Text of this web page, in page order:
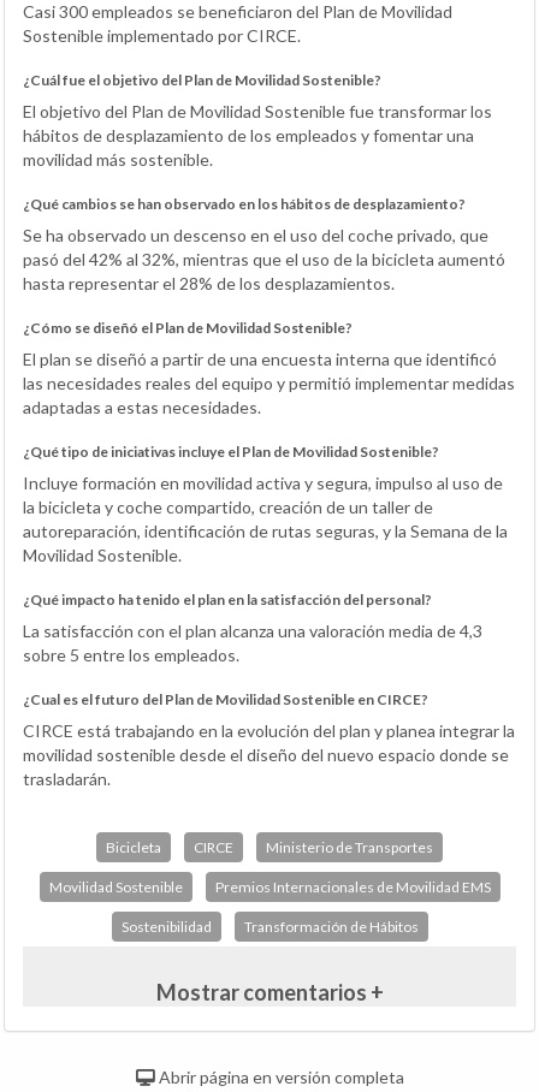
Casi 300 empleados se beneficiaron del Plan de Movilidad
Sostenible implementado por CIRCE.
¿Cuál fue el objetivo del Plan de Movilidad Sostenible?
El objetivo del Plan de Movilidad Sostenible fue transformar los
hábitos de desplazamiento de los empleados y fomentar una
movilidad más sostenible.
¿Qué cambios se han observado en los hábitos de desplazamiento?
Se ha observado un descenso en el uso del coche privado, que
pasó del 42% al 32%, mientras que el uso de la bicicleta aumentó
hasta representar el 28% de los desplazamientos.
¿Cómo se diseñó el Plan de Movilidad Sostenible?
El plan se diseñó a partir de una encuesta interna que identificó
las necesidades reales del equipo y permitió implementar medidas
adaptadas a estas necesidades.
¿Qué tipo de iniciativas incluye el Plan de Movilidad Sostenible?
Incluye formación en movilidad activa y segura, impulso al uso de
la bicicleta y coche compartido, creación de un taller de
autoreparación, identificación de rutas seguras, y la Semana de la
Movilidad Sostenible.
¿Qué impacto ha tenido el plan en la satisfacción del personal?
La satisfacción con el plan alcanza una valoración media de 4,3
sobre 5 entre los empleados.
¿Cual es el futuro del Plan de Movilidad Sostenible en CIRCE?
CIRCE está trabajando en la evolución del plan y planea integrar la
movilidad sostenible desde el diseño del nuevo espacio donde se
trasladarán.
Bicicleta CIRCE Ministerio de Transportes
Movilidad Sostenible Premios Internacionales de Movilidad EMS
Sostenibilidad Transformación de Hábitos
Mostrar comentarios +
Abrir página en versión completa